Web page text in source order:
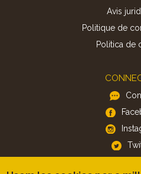
Avis
Politique de
Politica de